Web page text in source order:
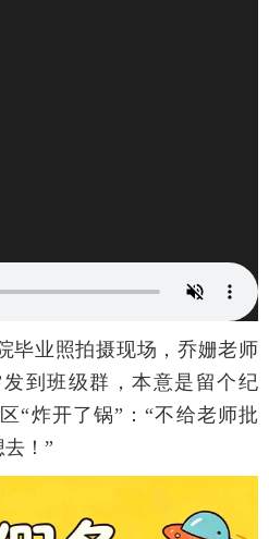
毕业照拍摄现场，乔姗老师
到班级群，本意是留个纪
“炸开了锅”：“不给老师批
！”